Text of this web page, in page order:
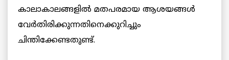
കാലാകാലങ്ങളിൽ മതപരമായ ആശയങ്ങൾ
വേർതിരിക്കുന്നതിനെക്കുറിച്ചും
ചിന്തിക്കേണ്ടതുണ്ട്.